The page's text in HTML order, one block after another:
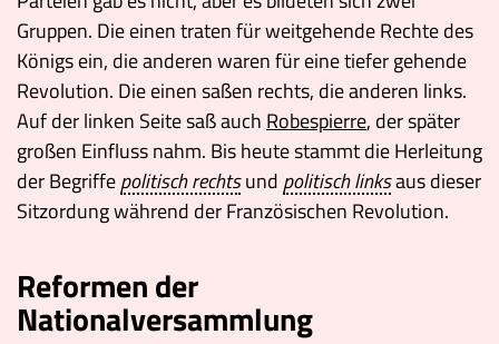
Gruppen. Die einen traten für weitgehende Rechte des
Königs ein, die anderen waren für eine tiefer gehende
Revolution. Die einen saßen rechts, die anderen links.
Auf der linken Seite saß auch Robespierre, der später
großen Einfluss nahm. Bis heute stammt die Herleitung
der Begriffepolitisch rechtsund politisch linksaus dieser
Sitzordung während der Französischen Revolution.
Reformen der
Nationalversammlung